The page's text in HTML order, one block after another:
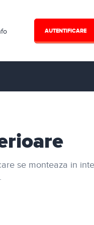
AUTENTIFICARE
se monteaza in